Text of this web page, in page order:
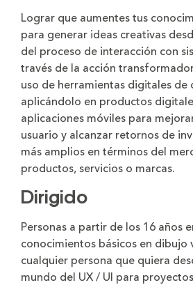
Lograr que aumentes tus
para generar ideas creativas
del proceso de interacción con
través de la acción
uso de herramientas digitales
aplicándolo en productos
aplicaciones móviles para
usuario y alcanzar retornos de
más amplios en términos del
productos, servicios o marcas.
Dirigido
Personas a partir de los 16 años
conocimientos básicos en dibujo
cualquier persona que quiera
mundo del UX / UI para